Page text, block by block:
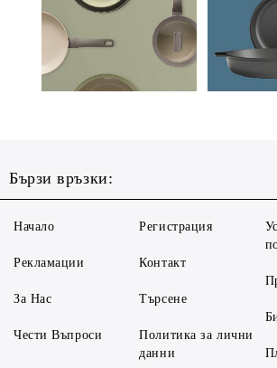
Бързи връзки:
Начало
Рекламации
За Нас
Чести Въпроси
Регистрация
Контакт
Търсене
Политика за лични
данни